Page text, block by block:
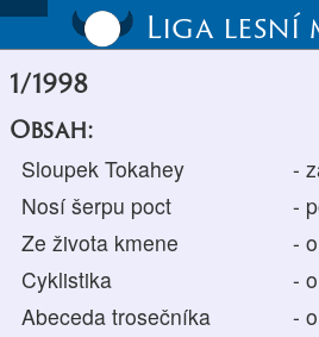
Liga
1/1998
Obsah:
Sloupek Tokahey
-
Nosí šerpu poct
-
Ze života kmene
-
Cyklistika
-
Abeceda trosečníka
-